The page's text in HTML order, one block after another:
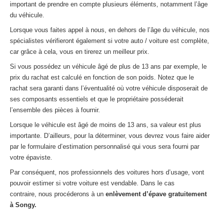
important de prendre en compte plusieurs éléments, notamment l’âge
du véhicule.
Lorsque vous faites appel à nous, en dehors de l’âge du véhicule, nos
spécialistes vérifieront également si votre auto / voiture est complète,
car grâce à cela, vous en tirerez un meilleur prix.
Si vous possédez un véhicule âgé de plus de 13 ans par exemple, le
prix du rachat est calculé en fonction de son poids. Notez que le
rachat sera garanti dans l’éventualité où votre véhicule disposerait de
ses composants essentiels et que le propriétaire posséderait
l’ensemble des pièces à fournir.
Lorsque le véhicule est âgé de moins de 13 ans, sa valeur est plus
importante. D’ailleurs, pour la déterminer, vous devrez vous faire aider
par le formulaire d’estimation personnalisé qui vous sera fourni par
votre épaviste.
Par conséquent, nos professionnels des voitures hors d’usage, vont
pouvoir estimer si votre voiture est vendable. Dans le cas
contraire, nous procéderons à un enlèvement d’épave gratuitement
à Songy.